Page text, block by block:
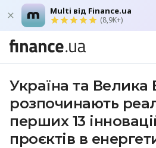
Multi від Finance.ua
(8,9K+)
Україна та Велика
розпочинають
перших 13
проєктів в